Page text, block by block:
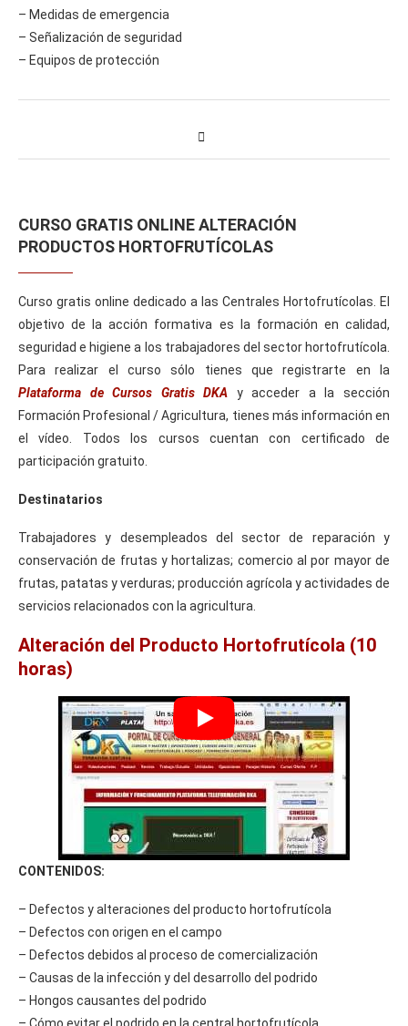
– Medidas de emergencia
– Señalización de seguridad
– Equipos de protección
CURSO GRATIS ONLINE ALTERACIÓN
PRODUCTOS HORTOFRUTÍCOLAS
Curso gratis online dedicado a las Centrales Hortofrutícolas. El
objetivo de la acción formativa es la formación en calidad,
seguridad e higiene a los trabajadores del sector hortofrutícola.
Para realizar el curso sólo tienes que registrarte en la
Plataforma de Cursos Gratis DKA y acceder a la sección
Formación Profesional / Agricultura, tienes más información en
el vídeo. Todos los cursos cuentan con certificado de
participación gratuito.
Destinatarios
Trabajadores y desempleados del sector de reparación y
conservación de frutas y hortalizas; comercio al por mayor de
frutas, patatas y verduras; producción agrícola y actividades de
servicios relacionados con la agricultura.
Alteración del Producto Hortofrutícola (10
horas)
CONTENIDOS:
– Defectos y alteraciones del producto hortofrutícola
– Defectos con origen en el campo
– Defectos debidos al proceso de comercialización
– Causas de la infección y del desarrollo del podrido
– Hongos causantes del podrido